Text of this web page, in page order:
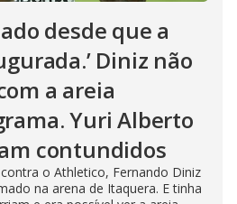
desde que a
Diniz não
a areia
Yuri Alberto
contundidos
o Athletico, Fernando Diniz
na arena de Itaquera. E tinha